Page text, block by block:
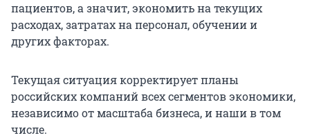
пациентов, а значит, экономить на текущих
расходах, затратах на персонал, обучении и
других факторах.
Текущая ситуация корректирует планы
российских компаний всех сегментов экономики,
независимо от масштаба бизнеса, и наши в том
числе.